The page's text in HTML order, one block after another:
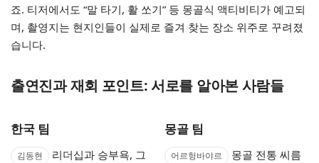
죠. 티저에서도 “말 타기, 활 쏘기” 등 몽골식 액티비티가 예고되
며, 촬영지는 현지인들이 실제로 즐겨 찾는 장소 위주로 꾸려졌
습니다.
출연진과 재회 포인트: 서로를 알아본 사람들
한국 팀
김동현
리더십과 승부욕, 그
몽골 팀
어르헝바야르
몽골 전통 씨름